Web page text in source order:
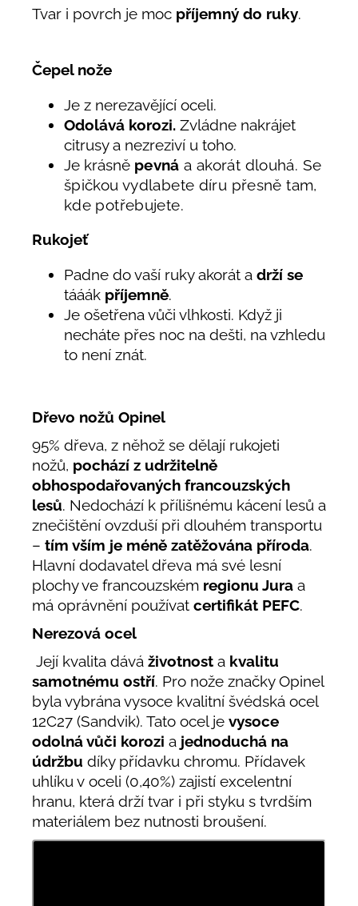
Tvar i povrch je moc příjemný do ruky.
Čepel nože
Je z nerezavějící oceli.
Odolává korozi. Zvládne nakrájet
citrusy a nezreziví u toho.
Je krásně pevná a akorát dlouhá. Se
špičkou vydlabete díru přesně tam,
kde potřebujete.
Rukojeť
Padne do vaší ruky akorát a drží se
tááák příjemně.
Je ošetřena vůči vlhkosti. Když ji
necháte přes noc na dešti, na vzhledu
to není znát.
Dřevo nožů Opinel
95% dřeva, z něhož se dělají rukojeti
nožů, pochází z udržitelně
obhospodařovaných francouzských
lesů. Nedochází k přílišnému kácení lesů a
znečištění ovzduší při dlouhém transportu
– tím vším je méně zatěžována příroda.
Hlavní dodavatel dřeva má své lesní
plochy ve francouzském regionu Jura a
má oprávnění používat certifikát PEFC.
Nerezová ocel
Její kvalita dává životnost a kvalitu
samotnému ostří. Pro nože značky Opinel
byla vybrána vysoce kvalitní švédská ocel
12C27 (Sandvik). Tato ocel je vysoce
odolná vůči korozi a jednoduchá na
údržbu díky přídavku chromu. Přídavek
uhlíku v oceli (0,40%) zajistí excelentní
hranu, která drží tvar i při styku s tvrdším
materiálem bez nutnosti broušení.